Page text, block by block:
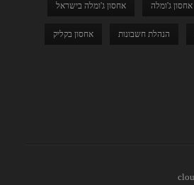
אחסון ג'ומלה אחסון ג'ומלה בישראל
הנהלת חשבונות אחסון בקליק